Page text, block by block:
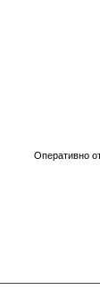
Оперативно